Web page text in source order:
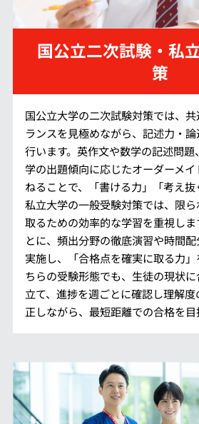
国公立二次試験・私
策
国公立大学の二次試験対策では、
ランスを見極めながら、記述力・
行います。英作文や数学の記述問
学の出題傾向に応じたオーダーメ
ねることで、「書ける力」「考え抜
私立大学の一般受験対策では、限
取るための効率的な学習を重視し
とに、頻出分野の徹底演習や時間
実施し、「合格点を確実に取る力
ちらの受験形態でも、生徒の現状
立て、進捗を週ごとに確認し理解
正しながら、最短距離での合格を目